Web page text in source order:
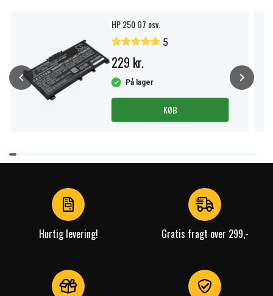
HP 250 G7 osv.
5
229 kr.
På lager
KØB
Item
1
Hurtig levering! Gratis fragt over 299,-